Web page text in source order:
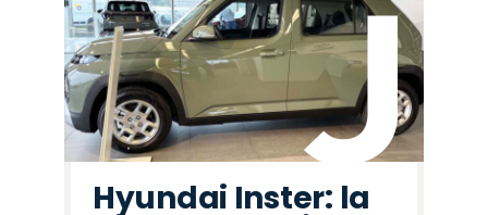
Hyundai Inster: la